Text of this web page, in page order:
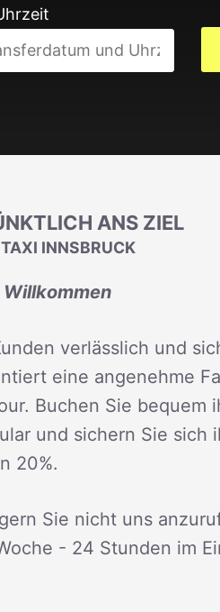
ANS ZIEL
INNSBRUCK
verlässlich und
eine angenehme
Buchen Sie bequem
und sichern Sie sich
20%.
Sie nicht uns
- 24 Stunden im